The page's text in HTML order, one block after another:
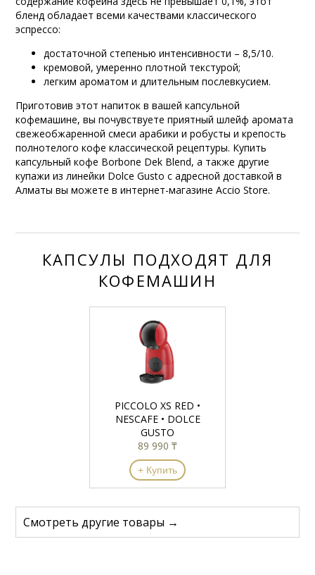
бленд обладает всеми качествами классического
эспрессо:
достаточной степенью интенсивности – 8,5/10.
кремовой, умеренно плотной текстурой;
легким ароматом и длительным послевкусием.
Приготовив этот напиток в вашей капсульной
кофемашине, вы почувствуете приятный шлейф аромата
свежеобжаренной смеси арабики и робусты и крепость
полнотелого кофе классической рецептуры. Купить
капсульный кофе Borbone Dek Blend, а также другие
купажи из линейки Dolce Gusto с адресной доставкой в
Алматы вы можете в интернет-магазине Accio Store.
КАПСУЛЫ ПОДХОДЯТ ДЛЯ
КОФЕМАШИН
PICCOLO XS RED •
NESCAFE • DOLCE
GUSTO
89 990 ₸
+ Купить
Смотреть другие товары →